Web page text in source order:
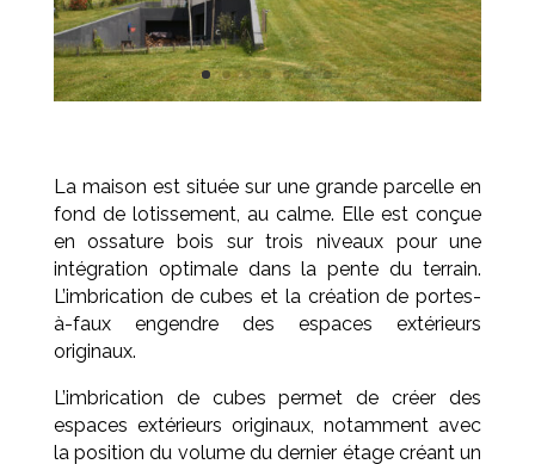
La maison est située sur une grande parcelle en
fond de lotissement, au calme. Elle est conçue
en ossature bois sur trois niveaux pour une
intégration optimale dans la pente du terrain.
L’imbrication de cubes et la création de portes-
à-faux engendre des espaces extérieurs
originaux.
L’imbrication de cubes permet de créer des
espaces extérieurs originaux, notamment avec
la position du volume du dernier étage créant un